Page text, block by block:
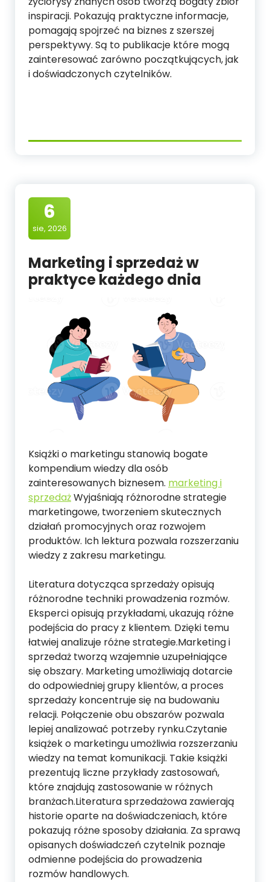
inspiracji. Pokazują praktyczne informacje,
pomagają spojrzeć na biznes z szerszej
perspektywy. Są to publikacje które mogą
zainteresować zarówno początkujących, jak
i doświadczonych czytelników.
6
sie, 2026
Marketing i sprzedaż w
praktyce każdego dnia
Książki o marketingu stanowią bogate
kompendium wiedzy dla osób
zainteresowanych biznesem. marketing i
sprzedażWyjaśniają różnorodne strategie
marketingowe, tworzeniem skutecznych
działań promocyjnych oraz rozwojem
produktów. Ich lektura pozwala rozszerzaniu
wiedzy z zakresu marketingu.
Literatura dotycząca sprzedaży opisują
różnorodne techniki prowadzenia rozmów.
Eksperci opisują przykładami, ukazują różne
podejścia do pracy z klientem. Dzięki temu
łatwiej analizuje różne strategie.Marketing i
sprzedaż tworzą wzajemnie uzupełniające
się obszary. Marketing umożliwiają dotarcie
do odpowiedniej grupy klientów, a proces
sprzedaży koncentruje się na budowaniu
relacji. Połączenie obu obszarów pozwala
lepiej analizować potrzeby rynku.Czytanie
książek o marketingu umożliwia rozszerzaniu
wiedzy na temat komunikacji. Takie książki
prezentują liczne przykłady zastosowań,
które znajdują zastosowanie w różnych
branżach.Literatura sprzedażowa zawierają
historie oparte na doświadczeniach, które
pokazują różne sposoby działania. Za sprawą
opisanych doświadczeń czytelnik poznaje
odmienne podejścia do prowadzenia
rozmów handlowych.